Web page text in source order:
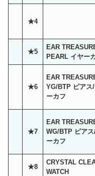
★4
★5
EAR
PEARL イヤー
★6
EAR
YG/BTP ピアス
ーカフ
★7
EAR
WG/BTP ピア
ーカフ
★8
CRYSTAL
WATCH